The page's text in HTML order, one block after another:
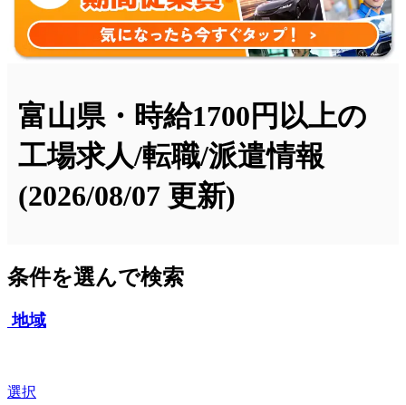
富山県・時給1700円以上の
工場求人/転職/派遣情報
(2026/08/07 更新)
条件を選んで検索
地域
選択